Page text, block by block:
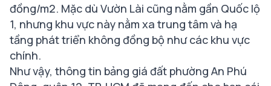
đồng/m2. Mặc dù Vườn Lài cũng nằm gần Quốc lộ
1, nhưng khu vực này nằm xa trung tâm và hạ
tầng phát triển không đồng bộ như các khu vực
chính.
Như vậy, thông tin bảng giá đất phường An Phú